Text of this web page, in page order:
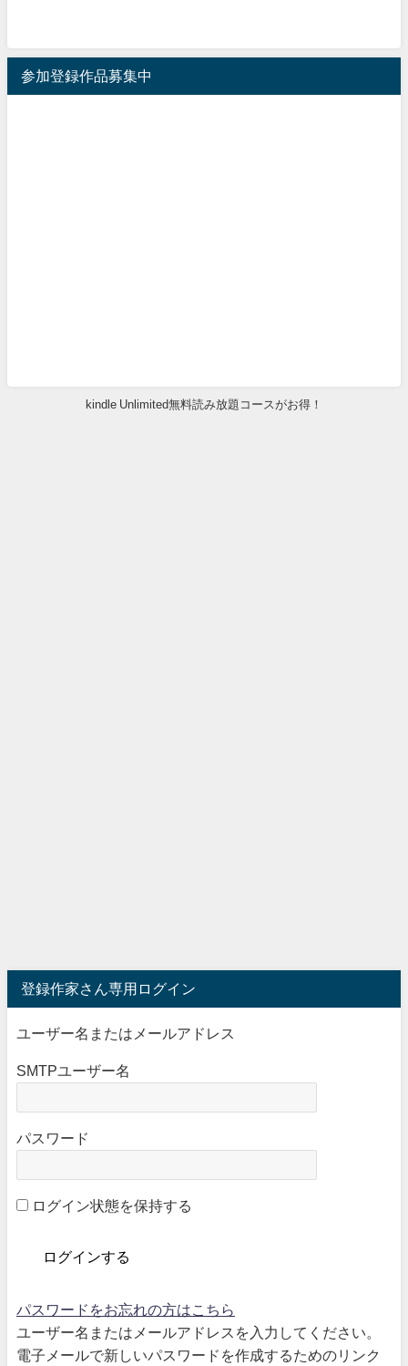
参加登録作品募集中
kindle Unlimited無料読み放題コースがお得！
登録作家さん専用ログイン
ユーザー名またはメールアドレス
SMTPユーザー名
パスワード
ログイン状態を保持する
パスワードをお忘れの方はこちら
ユーザー名またはメールアドレスを入力してください。
電子メールで新しいパスワードを作成するためのリンク